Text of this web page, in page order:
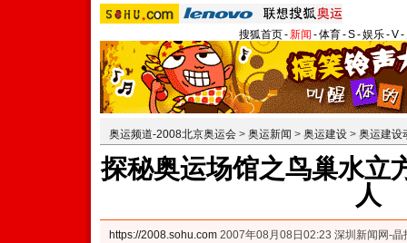
搜狐首页-新闻 -体育-S-娱乐-V-
奥运频道-2008北京奥运会 > 奥运新闻 > 奥运建设 > 奥运建设
探秘奥运场馆之鸟巢水立
人
https://2008.sohu.com 2007年08月08日02:23 深圳新闻网-晶